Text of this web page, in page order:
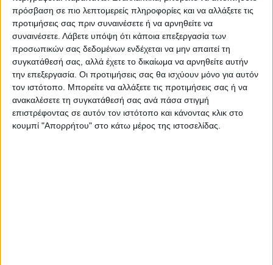
πρόσβαση σε πιο λεπτομερείς πληροφορίες και να αλλάξετε τις
προτιμήσεις σας πριν συναινέσετε ή να αρνηθείτε να
συναινέσετε. Λάβετε υπόψη ότι κάποια επεξεργασία των
προσωπικών σας δεδομένων ενδέχεται να μην απαιτεί τη
συγκατάθεσή σας, αλλά έχετε το δικαίωμα να αρνηθείτε αυτήν
την επεξεργασία. Οι προτιμήσεις σας θα ισχύουν μόνο για αυτόν
τον ιστότοπο. Μπορείτε να αλλάξετε τις προτιμήσεις σας ή να
ανακαλέσετε τη συγκατάθεσή σας ανά πάσα στιγμή
επιστρέφοντας σε αυτόν τον ιστότοπο και κάνοντας κλικ στο
κουμπί "Απορρήτου" στο κάτω μέρος της ιστοσελίδας.
σημειωθεί μάλιστα ότι η
προσέλευση του κόσμου στα γύρω χωριά,
μετέτρεψε τις πλατείες σε κύρια κέντρα
συνάντησης ντόπιων και επισκεπτών υπό
τον ήχο των μουσικών οργάνων των χορών
που διαρκούν μέχρι πρωίας, ενώ ας
συμπληρώσουμε ότι οι ζωντανοί ορεινοί
τόποι αναβιώνουν ήθη και έθιμα.